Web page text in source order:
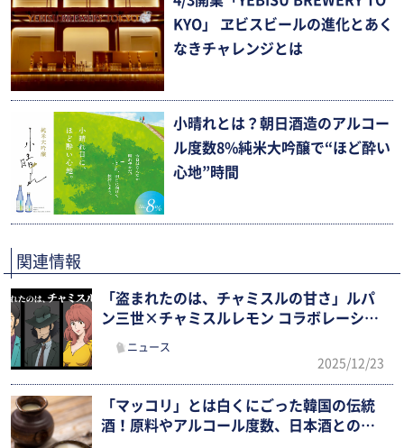
KYO」 ヱビスビールの進化とあく
なきチャレンジとは
小晴れとは？朝日酒造のアルコー
ル度数8%純米大吟醸で“ほど酔い
心地”時間
関連情報
「盗まれたのは、チャミスルの甘さ」ルパ
ン三世×チャミスルレモン コラボレーショ
ニュース
2025/12/23
「マッコリ」とは白くにごった韓国の伝統
酒！原料やアルコール度数、日本酒との違